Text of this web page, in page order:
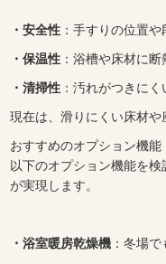
・安全性 ：手すりの位置
・保温性 ：浴槽や床材に
・清掃性 ：汚れがつきに
現在は、滑りにくい床材や
おすすめのオプション機能
以下のオプション機能を
が実現します。
・浴室暖房乾燥機 ：冬場